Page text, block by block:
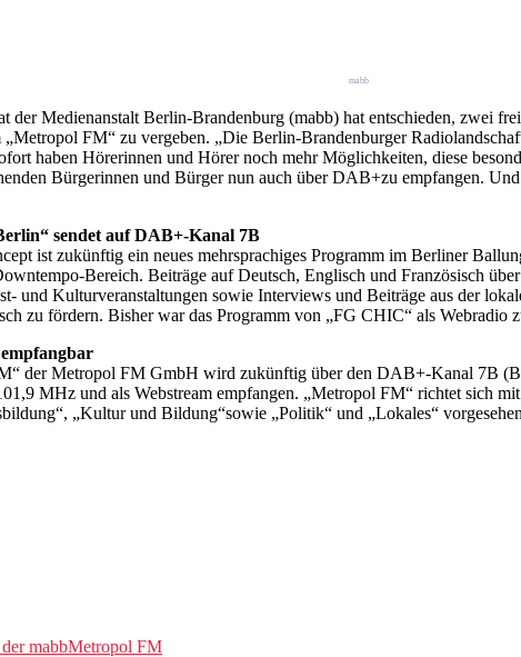
mabb
Medienanstalt Berlin-Brandenburg (mabb) hat entschieden, zwei
FM“ zu vergeben. „Die Berlin-Brandenburger
haben Hörerinnen und Hörer noch mehr Möglichkeiten, diese
Bürgerinnen und Bürger nun auch über DAB+zu empfangen.
sendet auf DAB+-Kanal 7B
ist zukünftig ein neues mehrsprachiges Programm im Berliner
Bereich. Beiträge auf Deutsch, Englisch und Französisch
und Kulturveranstaltungen sowie Interviews und Beiträge aus der
zu fördern. Bisher war das Programm von „FG CHIC“ als Webradio
der Metropol FM GmbH wird zukünftig über den DAB+-Kanal 7B
MHz und als Webstream empfangen. „Metropol FM“ richtet sich
„Kultur und Bildung“sowie „Politik“ und „Lokales“
mabbMetropol FM